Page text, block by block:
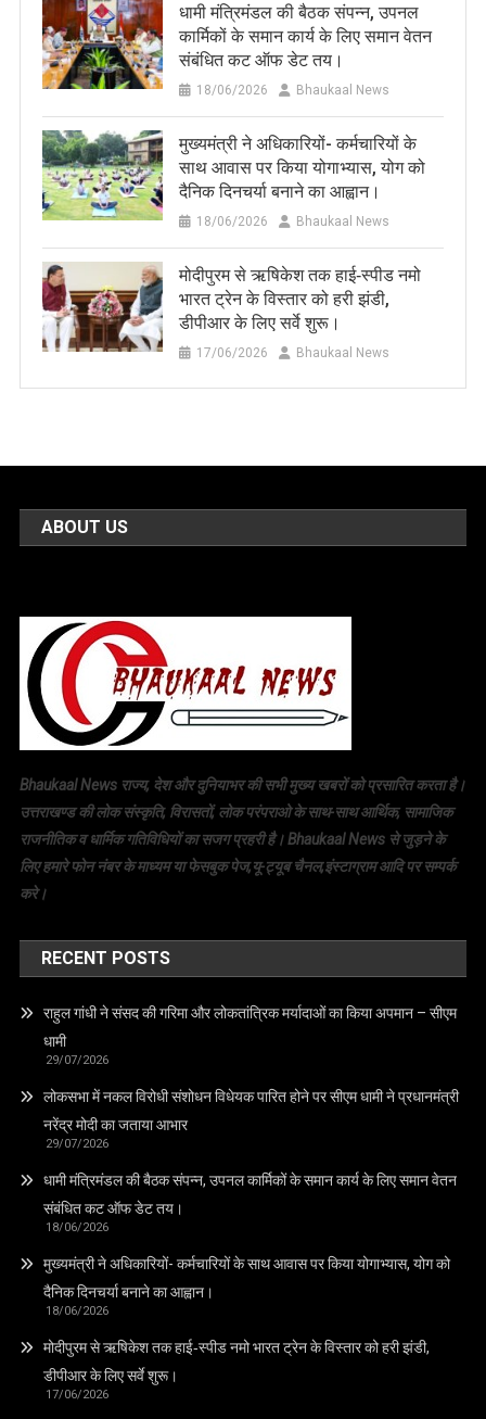
धामी मंत्रिमंडल की बैठक संपन्न, उपनल
कार्मिकों के समान कार्य के लिए समान वेतन
संबंधित कट ऑफ डेट तय।
18/06/2026 Bhaukaal News
मुख्यमंत्री ने अधिकारियों- कर्मचारियों के
साथ आवास पर किया योगाभ्यास, योग को
दैनिक दिनचर्या बनाने का आह्वान।
18/06/2026 Bhaukaal News
मोदीपुरम से ऋषिकेश तक हाई‑स्पीड नमो
भारत ट्रेन के विस्तार को हरी झंडी,
डीपीआर के लिए सर्वे शुरू।
17/06/2026 Bhaukaal News
ABOUT US
Bhaukaal News राज्य, देश और दुनियाभर की सभी मुख्य खबरों को प्रसारित करता है।
उत्तराखण्ड की लोक संस्कृति, विरासतों, लोक परंपराओ के साथ-साथ आर्थिक, सामाजिक
राजनीतिक व धार्मिक गतिविधियों का सजग प्रहरी है। Bhaukaal News से जुड़ने के
लिए हमारे फोन नंबर के माध्यम या फेसबुक पेज,यू-ट्यूब चैनल,इंस्टाग्राम आदि पर सम्पर्क
करे।
RECENT POSTS
राहुल गांधी ने संसद की गरिमा और लोकतांत्रिक मर्यादाओं का किया अपमान – सीएम
धामी
29/07/2026
लोकसभा में नकल विरोधी संशोधन विधेयक पारित होने पर सीएम धामी ने प्रधानमंत्री
नरेंद्र मोदी का जताया आभार
29/07/2026
धामी मंत्रिमंडल की बैठक संपन्न, उपनल कार्मिकों के समान कार्य के लिए समान वेतन
संबंधित कट ऑफ डेट तय।
18/06/2026
मुख्यमंत्री ने अधिकारियों- कर्मचारियों के साथ आवास पर किया योगाभ्यास, योग को
दैनिक दिनचर्या बनाने का आह्वान।
18/06/2026
मोदीपुरम से ऋषिकेश तक हाई‑स्पीड नमो भारत ट्रेन के विस्तार को हरी झंडी,
डीपीआर के लिए सर्वे शुरू।
17/06/2026